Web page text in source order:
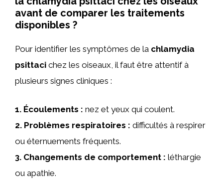
avant de comparer les traitements
disponibles ?
Pour identifier les symptômes de la chlamydia
psittaci chez les oiseaux, il faut être attentif à
plusieurs signes cliniques :
1. Écoulements : nez et yeux qui coulent.
2. Problèmes respiratoires : difficultés à respirer
ou éternuements fréquents.
3. Changements de comportement : léthargie
ou apathie.